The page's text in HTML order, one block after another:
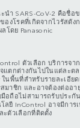
นำ SARS-CoV-2 คือชื่อ
งโรคที่เกิดจากไวรัสดัง
โดย Panasonic
ตัวเลือก บริการจา
แตกต่างกันไปในแต่ละต
นพื้นที่สำหรับรายละเอีย
มาชิก และอาจต้องต่ออา
มือถือไม่สามารถรับประ
ลยี InControl อาจมีการ
ตัวเลือกที่ติดตั้ง